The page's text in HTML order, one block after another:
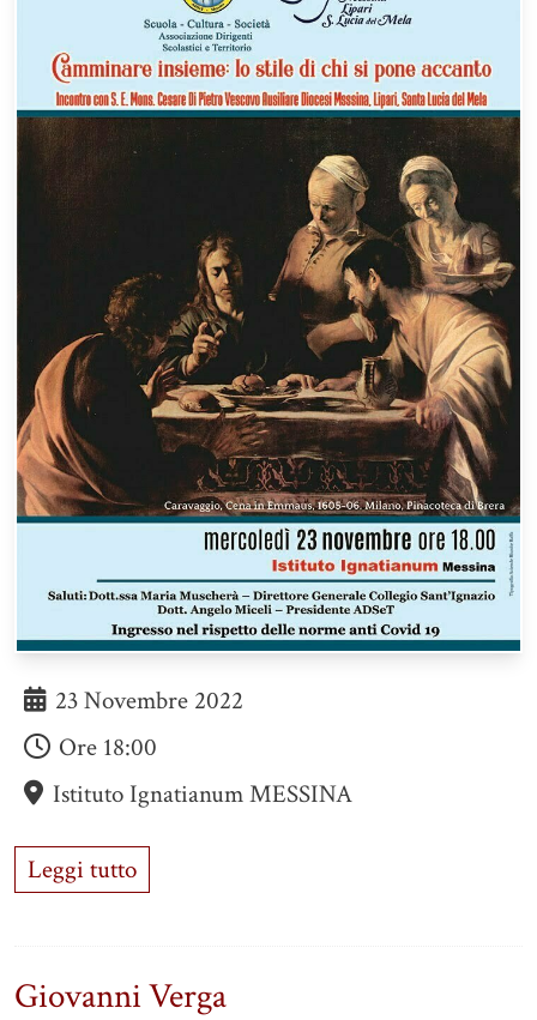
23 Novembre 2022
Ore 18:00
Istituto Ignatianum MESSINA
Leggi tutto
Giovanni Verga